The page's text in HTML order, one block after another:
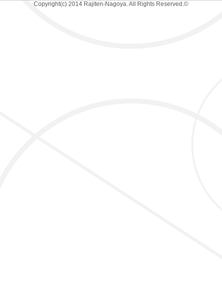
Copyright(c) 2014 Rajiten-Nagoya. All Rights Reserved.©